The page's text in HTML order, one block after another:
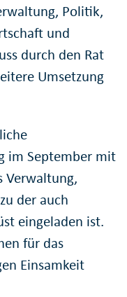
Politik,
und
durch den Rat
Umsetzung
im September mit
Verwaltung,
der auch
eingeladen ist.
für das
Einsamkeit